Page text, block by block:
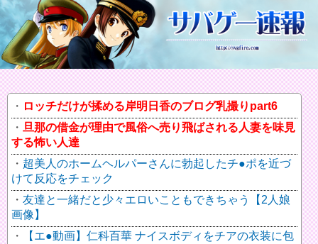
ロッチだけが揉める岸明日香のブログ乳撮りpart6
旦那の借金が理由で風俗へ売り飛ばされる人妻を味見
する怖い人達
超美人のホームヘルパーさんに勃起したチ●ポを近づ
けて反応をチェック
友達と一緒だと少々エロいこともできちゃう【2人娘
画像】
【エ●動画】仁科百華 ナイスボディをチアの衣装に包